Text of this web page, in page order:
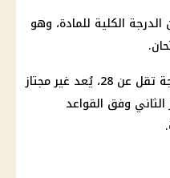
الدرجة نسبة 70% من الدرجة الكلية للمادة، وهو
وفي حالة حصول الطالب على درجة تقل عن 28، يُعد غير مجتاز
وفق القواعد